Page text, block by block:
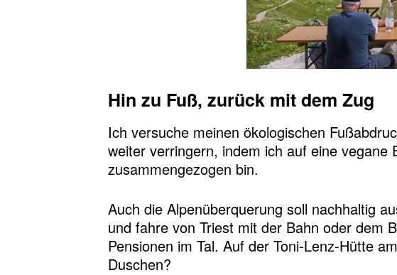
Hin zu Fuß, zurück mit dem Zug
Ich versuche meinen ökologischen
weiter verringern, indem ich auf eine
zusammengezogen bin.
Auch die Alpenüberquerung soll nachhaltig
und fahre von Triest mit der Bahn oder dem
Pensionen im Tal. Auf der Toni-Lenz-Hütte
Duschen?